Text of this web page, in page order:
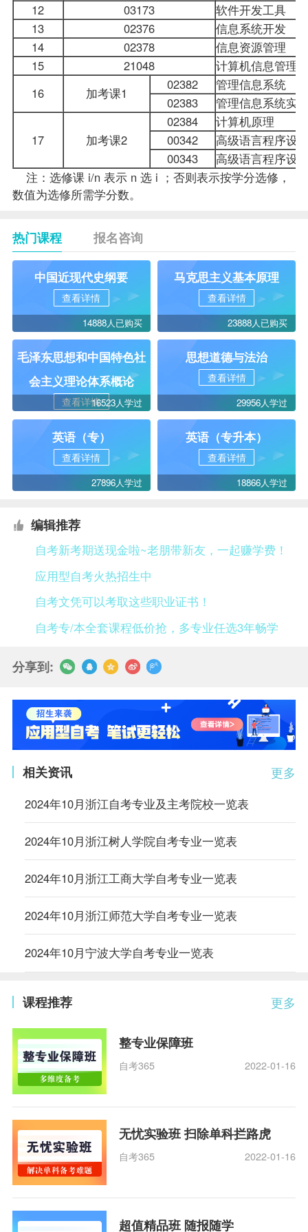
12
03173
软件开发工具
13
02376
信息系统开发
14
02378
信息资源管理
15
21048
计算机信息管理
16
加考课1
02382
管理信息系统
02383
管理信息系统实
17 加考课2
02384
计算机原理
00342
高级语言程序设
00343
高级语言程序设
注：选修课 i/n 表示 n 选 i ；否则表示按学分选修，
数值为选修所需学分数。
热门课程 报名咨询
中国近现代史纲要
查看详情
14888人已购买
马克思主义基本原理
查看详情
23888人已购买
毛泽东思想和中国特色社
会主义理论体系概论
查看详情16523人学过
思想道德与法治
查看详情
29956人学过
英语（专）
查看详情
27896人学过
英语（专升本）
查看详情
18866人学过
编辑推荐
自考新考期送现金啦~老朋带新友，一起赚学费！
应用型自考火热招生中
自考文凭可以考取这些职业证书！
自考专/本全套课程低价抢，多专业任选3年畅学
分享到:
更多
相关资讯
2024年10月浙江自考专业及主考院校一览表
2024年10月浙江树人学院自考专业一览表
2024年10月浙江工商大学自考专业一览表
2024年10月浙江师范大学自考专业一览表
2024年10月宁波大学自考专业一览表
更多
课程推荐
整专业保障班
自考365 2022-01-16
无忧实验班 扫除单科拦路虎
自考365 2022-01-16
超值精品班 随报随学